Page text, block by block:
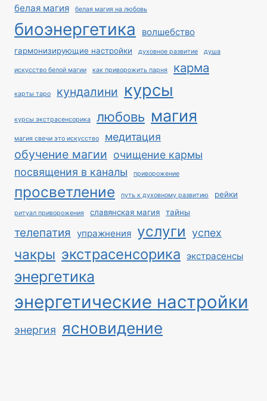
белая магия белая магия на любовь
биоэнергетика волшебство
гармонизирующие настройки духовное развитие душа
искусство белой магии как приворожить парня карма
карты таро кундалини курсы
курсы экстрасенсорика любовь магия
магия свечи это искусство медитация
обучение магии очищение кармы
посвящения в каналы
приворожение
просветление путь к духовному развитию рейки
ритуал приворожения славянская магия тайны
телепатия упражнения услуги успех
чакры экстрасенсорика экстрасенсы
энергетика
энергетические настройки
энергия ясновидение